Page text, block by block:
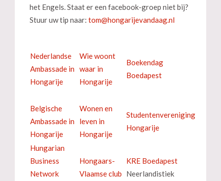
het Engels. Staat er een facebook-groep niet bij?
Stuur uw tip naar:
Nederlandse
Ambassade in
Hongarije
Wie woont
waar in
Hongarije
Boekendag
Boedapest
Belgische
Ambassade in
Hongarije
Wonen en
leven in
Hongarije
Studentenvereniging
Hongarije
Hungarian
Business
Network
Hongaars-
Vlaamse club
KRE Boedapest
Neerlandistiek